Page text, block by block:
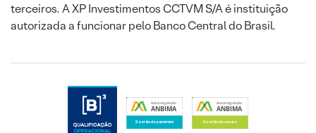
terceiros. A XP Investimentos CCTVM S/A é instituição
autorizada a funcionar pelo Banco Central do Brasil.